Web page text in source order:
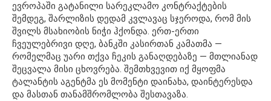
ევროპაში გატანილი სარეკლამო კონტრაქტების
შემდეგ, შარლიზის დედამ კვლავაც სჯეროდა, რომ მის
შვილს მსახიობის ნიჭი ჰქონდა. ერთ-ერთი
ჩვეულებრივი დღე, ბანკში კასირთან კამათმა —
რომელმაც უარი თქვა ჩეკის განაღდებაზე — მთლიანად
შეცვალა მისი ცხოვრება. შემთხვევით იქ მყოფმა
ტალანტის აგენტმა ეს მომენტი დაინახა, დაინტერესდა
და მასთან თანამშრომლობა შესთავაზა.